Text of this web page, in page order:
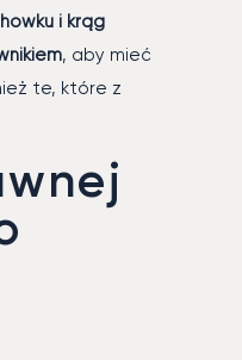
i krąg
, aby mieć
te, które z